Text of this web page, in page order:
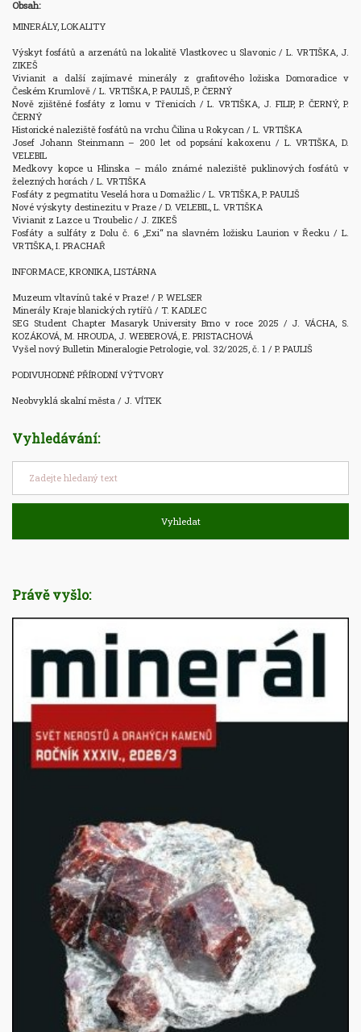
Obsah:
MINERÁLY, LOKALITY
Výskyt fosfátů a arzenátů na lokalitě Vlastkovec u Slavonic / L. VRTIŠKA, J.
ZIKEŠ
Vivianit a další zajímavé minerály z grafitového ložiska Domoradice v
Českém Krumlově / L. VRTIŠKA, P. PAULIŠ, P. ČERNÝ
Nově zjištěné fosfáty z lomu v Třenicích / L. VRTIŠKA, J. FILIP, P. ČERNÝ, P.
ČERNÝ
Historické naleziště fosfátů na vrchu Čilina u Rokycan / L. VRTIŠKA
Josef Johann Steinmann – 200 let od popsání kakoxenu / L. VRTIŠKA, D.
VELEBIL
Medkovy kopce u Hlinska – málo známé naleziště puklinových fosfátů v
železných horách / L. VRTIŠKA
Fosfáty z pegmatitu Veselá hora u Domažlic / L. VRTIŠKA, P. PAULIŠ
Nové výskyty destinezitu v Praze / D. VELEBIL, L. VRTIŠKA
Vivianit z Lazce u Troubelic / J. ZIKEŠ
Fosfáty a sulfáty z Dolu č. 6 „Exi“ na slavném ložisku Laurion v Řecku / L.
VRTIŠKA, I. PRACHAŘ
INFORMACE, KRONIKA, LISTÁRNA
Muzeum vltavínů také v Praze! / P. WELSER
Minerály Kraje blanických rytířů / T. KADLEC
SEG Student Chapter Masaryk University Brno v roce 2025 / J. VÁCHA, S.
KOZÁKOVÁ, M. HROUDA, J. WEBEROVÁ, E. PRISTACHOVÁ
Vyšel nový Bulletin Mineralogie Petrologie, vol. 32/2025, č. 1 / P. PAULIŠ
PODIVUHODNÉ PŘÍRODNÍ VÝTVORY
Neobvyklá skalní města / J. VÍTEK
Vyhledávání:
Vyhledat
Právě vyšlo: